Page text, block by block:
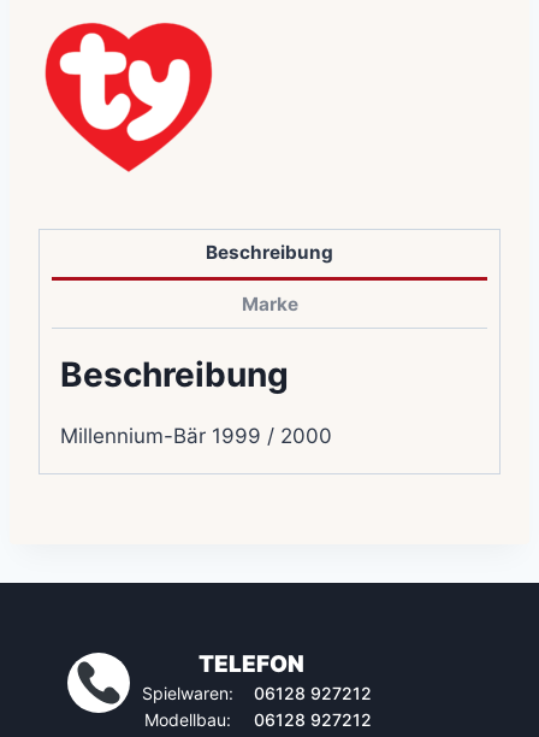
Beschreibung
Marke
Beschreibung
Millennium-Bär 1999 / 2000
TELEFON
Spielwaren:
06128 927212
Modellbau:
06128 927212